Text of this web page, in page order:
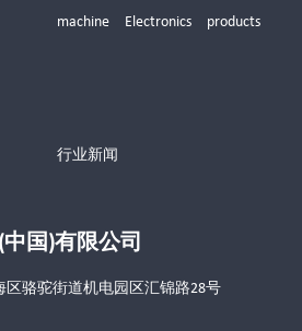
machine Electronics products
行业新闻
国)有限公司
骆驼街道机电园区汇锦路28号